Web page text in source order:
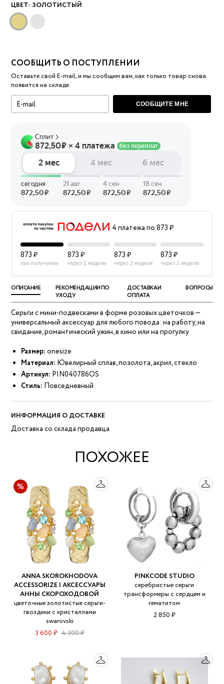
ЦВЕТ: ЗОЛОТИСТЫЙ
СООБЩИТЬ О ПОСТУПЛЕНИИ
Оставьте свой E-mail, и мы сообщим вам, как только товар снова
появится на складе.
СООБЩИТЕ МНЕ
4 платежа по 873 ₽
873 ₽
при получении
873 ₽
через 2 недели
873 ₽
через 2 недели
873 ₽
через 2 недели
ОПИСАНИЕ
РЕКОМЕНДАЦИИ ПО
УХОДУ
ДОСТАВКА И
ОПЛАТА
ВОПРОСЫ
Серьги с мини-подвесками в форме розовых цветочков —
универсальный аксессуар для любого повода: на работу, на
свидание, романтический ужин, в кино или на прогулку
Размер: onesize
Материал: Ювелирный сплав, позолота, акрил, стекло
Артикул: PIN040786OS
Стиль: Повседневный
ИНФОРМАЦИЯ О ДОСТАВКЕ
Доставка со склада продавца
ПОХОЖЕЕ
ANNA SKOROKHODOVA
ACCESSORIZE | АКСЕССУАРЫ
АННЫ СКОРОХОДОВОЙ
цветочные золотистые серьги-
гвоздики с кристаллами
swarovski
3 600 ₽ 4 300 ₽
PINKCODE STUDIO
серебристые серьги
трансформеры с сердцем и
гематитом
2 850 ₽